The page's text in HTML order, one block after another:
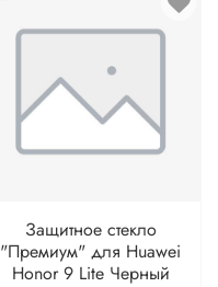
Защитное стекло
"Премиум" для Huawei
Honor 9 Lite Черный